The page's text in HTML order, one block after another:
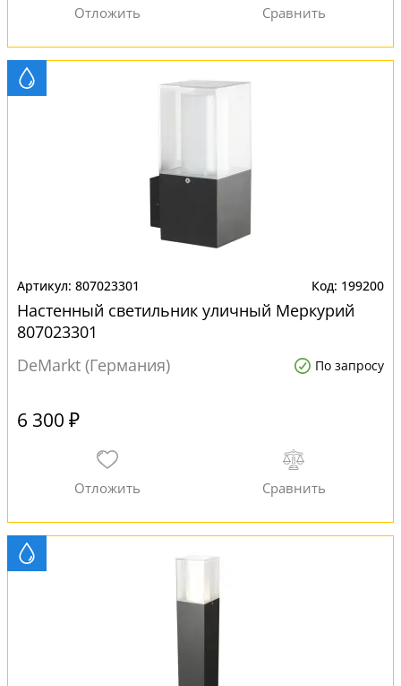
807023301 199200
Настенный светильник уличный Меркурий
807023301
DeMarkt (Германия)
По запросу
6 300 ₽